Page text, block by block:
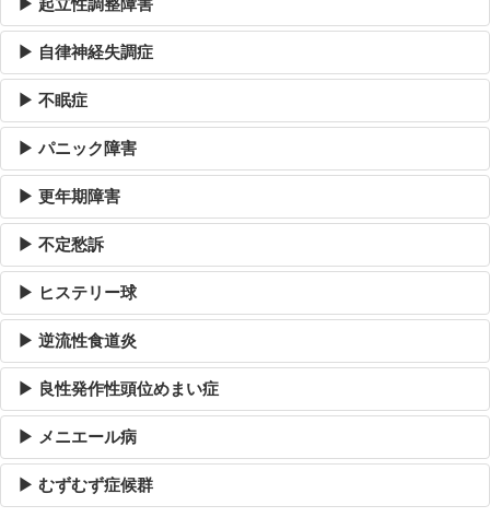
▶ 起立性調整障害
▶ 自律神経失調症
▶ 不眠症
▶ パニック障害
▶ 更年期障害
▶ 不定愁訴
▶ ヒステリー球
▶ 逆流性食道炎
▶ 良性発作性頭位めまい症
▶ メニエール病
▶ むずむず症候群